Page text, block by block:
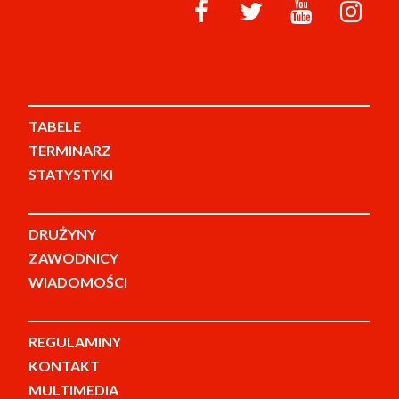
TABELE
TERMINARZ
STATYSTYKI
DRUŻYNY
ZAWODNICY
WIADOMOŚCI
REGULAMINY
KONTAKT
MULTIMEDIA